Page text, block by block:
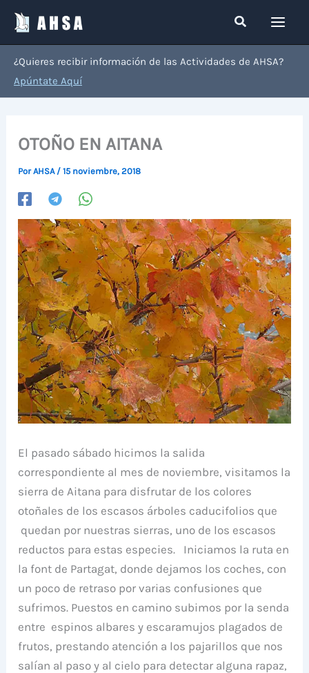
contenido
Buscar
¿Quieres recibir información de las Actividades de AHSA?
Apúntate Aquí
OTOÑO EN AITANA
PorAHSA /15 noviembre, 2018
El pasado sábado hicimos la salida
correspondiente al mes de noviembre, visitamos la
sierra de Aitana para disfrutar de los colores
otoñales de los escasos árboles caducifolios que
quedan por nuestras sierras, uno de los escasos
reductos para estas especies. Iniciamos la ruta en
la font de Partagat, donde dejamos los coches, con
un poco de retraso por varias confusiones que
sufrimos. Puestos en camino subimos por la senda
entre espinos albares y escaramujos plagados de
frutos, prestando atención a los pajarillos que nos
salían al paso y al cielo para detectar alguna rapaz,